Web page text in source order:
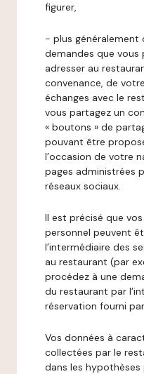
figurer,
- plus généralement
demandes que vous
adresser au
convenance, de
échanges avec le
vous partagez un
« boutons » de
pouvant être
l’occasion de votre
pages administrées
réseaux sociaux.
Il est précisé que
personnel peuvent
l’intermédiaire des
au restaurant (par
procédez à une
du restaurant par
réservation fourni
Vos données à
collectées par le
dans les hypothèses